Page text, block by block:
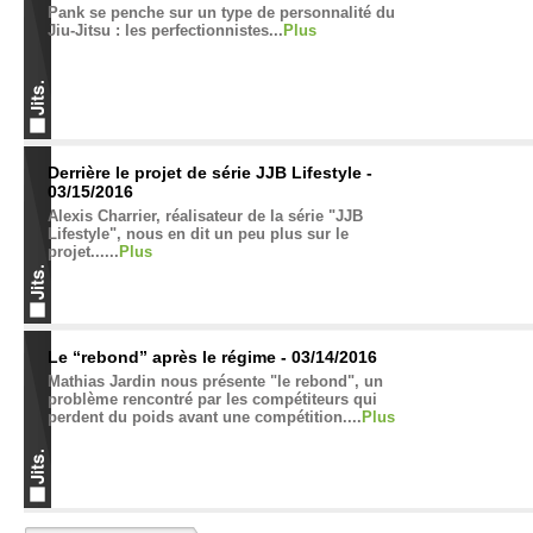
Pank se penche sur un type de personnalité du
Jiu-Jitsu : les perfectionnistes... Plus
Derrière le projet de série JJB Lifestyle -
03/15/2016
Alexis Charrier, réalisateur de la série "JJB
Lifestyle", nous en dit un peu plus sur le
projet...... Plus
Le “rebond” après le régime - 03/14/2016
Mathias Jardin nous présente "le rebond", un
problème rencontré par les compétiteurs qui
perdent du poids avant une compétition.... Plus